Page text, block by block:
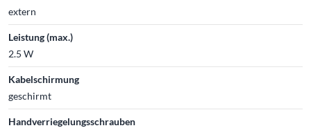
extern
Leistung (max.)
2.5 W
Kabelschirmung
geschirmt
Handverriegelungsschrauben